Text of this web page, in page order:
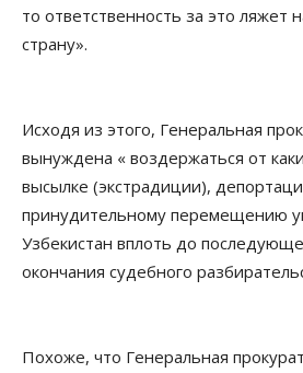
то ответственность за это
страну».
Исходя из этого, Генеральная
вынуждена « воздержаться от
высылке (экстрадиции),
принудительному перемещению
Узбекистан вплоть до
окончания судебного
Похоже, что Генеральная